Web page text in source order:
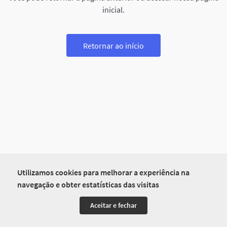
Utilizamos cookies para melhorar a experiência na
navegação e obter estatísticas das visitas
Aceitar e fechar
inicial.
Retornar ao início